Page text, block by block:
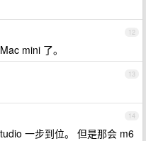
12
mini 了。
13
14
一步到位。 但是那会 m6